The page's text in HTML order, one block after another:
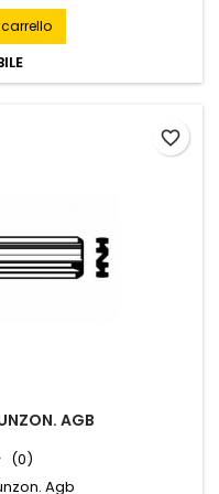
AGB
(0)
Agb
favorite_border